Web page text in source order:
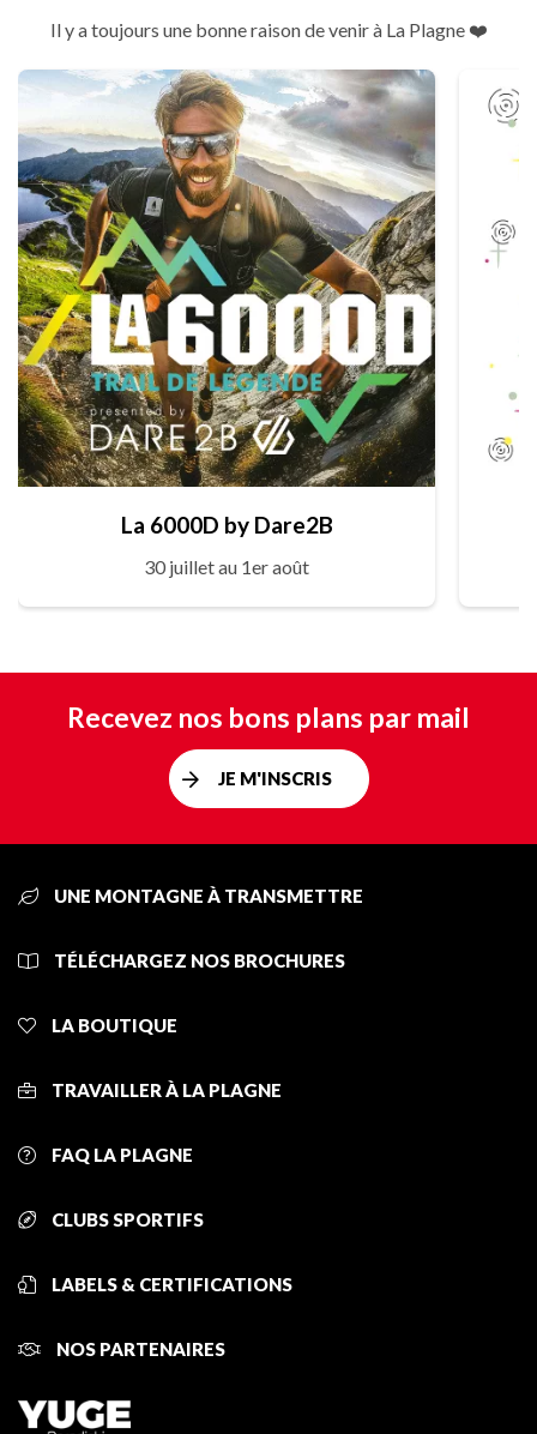
Il y a toujours une bonne raison de venir à La Plagne ❤️
La 6000D by Dare2B
30 juillet au 1er août
Recevez nos bons plans par mail
JE M'INSCRIS
UNE MONTAGNE À TRANSMETTRE
TÉLÉCHARGEZ NOS BROCHURES
LA BOUTIQUE
TRAVAILLER À LA PLAGNE
FAQ LA PLAGNE
CLUBS SPORTIFS
LABELS & CERTIFICATIONS
NOS PARTENAIRES